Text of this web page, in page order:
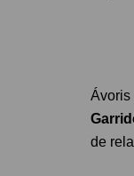
Ávoris
de